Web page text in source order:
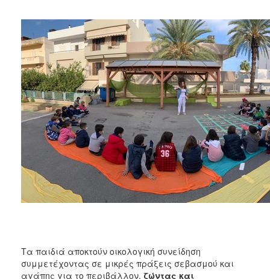
2010
2006
ΤΟΠΟΣ
ΠΟΛΙΤΙΣΜΟΣ
ΑΝΘΕΚΤΙΚΗ
Τα παιδιά αποκτούν οικολογική συνείδηση
συμμετέχοντας σε μικρές πράξεις σεβασμού και
αγάπης για το περιβάλλον, ζώντας και